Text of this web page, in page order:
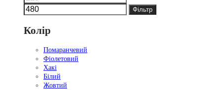
ціна
ціна
Фільтр
Колір
Помаранчевий
Фіолетовий
Хакі
Білий
Жовтий